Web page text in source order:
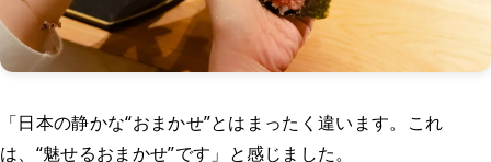
日本の静かな“おまかせ”とはまったく違います。これ
は、“魅せるおまかせ”です
と感じました。